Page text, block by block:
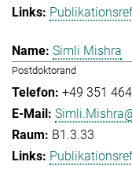
Simli Mishra
Postdoktorand
+49 351
B1.3.33